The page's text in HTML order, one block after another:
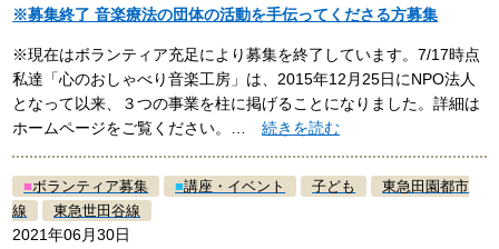
※募集終了 音楽療法の団体の活動を手伝ってくださる方募集
※現在はボランティア充足により募集を終了しています。7/17時点
私達「心のおしゃべり音楽工房」は、2015年12月25日にNPO法人
となって以来、３つの事業を柱に掲げることになりました。詳細は
ホームページをご覧ください。…続きを読む
■ボランティア募集 ■講座・イベント 子ども
東急田園都市
線
東急世田谷線
2021年06月30日